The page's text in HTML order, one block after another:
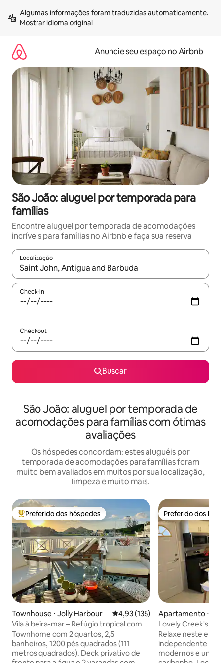
para
Mostrar idioma original
Anuncie seu espaço no Airbnb
São João: aluguel por temporada para
famílias
Encontre aluguel por temporada de acomodações
incríveis para famílias no Airbnb e faça sua reserva
Localização
Quando os resultados estiverem disponíveis, explore-os
Check-in
Checkout
Buscar
São João: aluguel por temporada de
acomodações para famílias com ótimas
avaliações
Os hóspedes concordam: estes aluguéis por
temporada de acomodações para famílias foram
muito bem avaliados em muitos por sua localização,
limpeza e muito mais.
Entre os melhores preferidos dos hóspedes
Preferido dos hóspedes
Townhouse ⋅ Jolly Harbour 4,93 de uma avaliação média de
4,93 (135)
Vila à beira-mar – Refúgio tropical com
design inteligente
Townhome com 2 quartos, 2,5
banheiros, 1200 pés quadrados (111
metros quadrados). Deck privativo de
Preferido dos
Preferido dos
Apartamento ⋅
Lovely Creek's -
quarto com
Relaxe neste
independente de
modernos e um